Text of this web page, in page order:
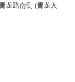
龙路南侧 (青龙大